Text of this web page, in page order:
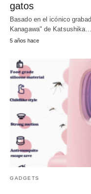
gatos
Basado en el icónico
Kanagawa" de Katsushika…
5 años hace
GADGETS